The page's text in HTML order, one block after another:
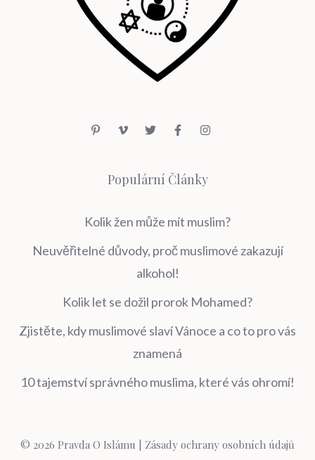
Populární Články
Kolik žen může mít muslim?
Neuvěřitelné důvody, proč muslimové zakazují
alkohol!
Kolik let se dožil prorok Mohamed?
Zjistěte, kdy muslimové slaví Vánoce a co to pro vás
znamená
10 tajemství správného muslima, které vás ohromí!
© 2026 Pravda O Islámu | Zásady ochrany osobních údajů